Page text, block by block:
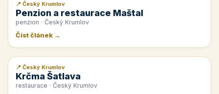
📰 PR článek
📍 Český Krumlov
Penzion a restaurace Maštal
penzion · Český Krumlov
Číst článek →
📰 PR článek
📍 Český Krumlov
Krčma Šatlava
restaurace · Český Krumlov